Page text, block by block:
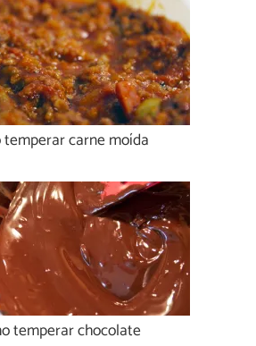
temperar carne moída
temperar chocolate